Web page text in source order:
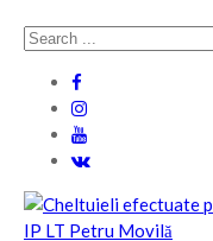
Skip
navigation
Skip
content
Search